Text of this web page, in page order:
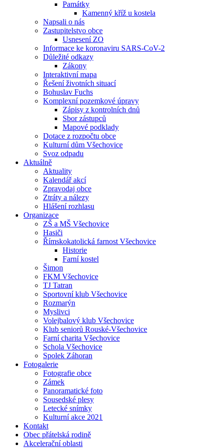
Památky
Kamenný kříž u kostela
Napsali o nás
Zastupitelstvo obce
Usnesení ZO
Informace ke koronaviru SARS-CoV-2
Důležité odkazy
Zákony
Interaktivní mapa
Řešení životních situací
Bohuslav Fuchs
Komplexní pozemkové úpravy
Zápisy z kontrolních dnů
Sbor zástupců
Mapové podklady
Dotace z rozpočtu obce
Kulturní dům Všechovice
Svoz odpadu
Aktuálně
Aktuality
Kalendář akcí
Zpravodaj obce
Ztráty a nálezy
Hlášení rozhlasu
Organizace
ZŠ a MŠ Všechovice
Hasiči
Římskokatolická farnost Všechovice
Historie
Farní kostel
Šimon
FKM Všechovice
TJ Tatran
Sportovní klub Všechovice
Rozmarýn
Myslivci
Volejbalový klub Všechovice
Klub seniorů Rouské-Všechovice
Farní charita Všechovice
Schola Všechovice
Spolek Záhoran
Fotogalerie
Fotografie obce
Zámek
Panoramatické foto
Sousedské plesy
Letecké snímky
Kulturní akce 2021
Kontakt
Obec přátelská rodině
Akcelerační oblasti